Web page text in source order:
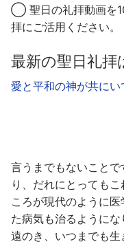
◯ 聖日の礼拝動画を
拝にご活用ください。
最新の聖日礼拝
愛と平和の神が共に
言うまでもないこと
り、だれにとっても
ころが現代のように
た病気も治るように
遠のき、いつまでも